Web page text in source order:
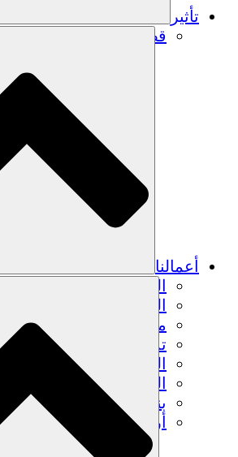
تأثير
قصص نجاح
أعمالنا
الزراعة المستدامة
التعافي من الزلزال
مياه نظيفة
تمكين المرأة
الشباب والطلاب
الحفاظ على التراث
بناء القدرات
أرصدة الكربون